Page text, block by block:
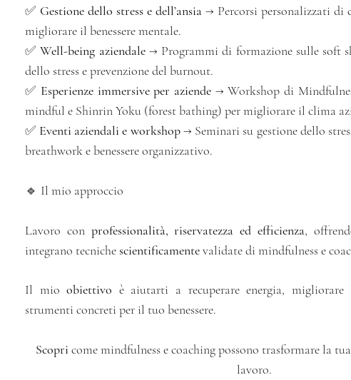
✅ Gestione dello stress e dell’ansia → Percorsi personalizzati di
migliorare il benessere mentale.
✅ Well-being aziendale→ Programmi di formazione sulle soft
dello stress e prevenzione del burnout.
✅ Esperienze immersive per aziende → Workshop di
mindful e Shinrin Yoku (forest bathing) per migliorare il clima
✅ Eventi aziendali e workshop→ Seminari su gestione dello
breathwork e benessere organizzativo.
🔹 Il mio approccio
Lavoro con professionalità, riservatezza ed efficienza,
integrano tecnichescientificamentevalidate di mindfulness e
Il mioobiettivo è aiutarti a recuperare energia, migliorare
strumenti concreti per il tuo benessere.
Scopri come mindfulness e coaching possono trasformare la
lavoro.